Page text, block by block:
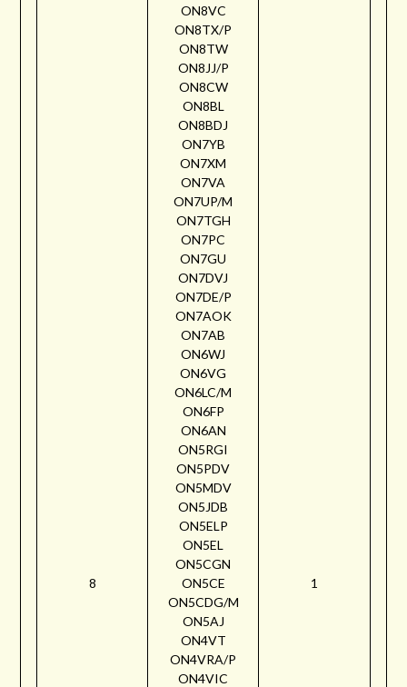
8
ON8VC
ON8TX/P
ON8TW
ON8JJ/P
ON8CW
ON8BL
ON8BDJ
ON7YB
ON7XM
ON7VA
ON7UP/M
ON7TGH
ON7PC
ON7GU
ON7DVJ
ON7DE/P
ON7AOK
ON7AB
ON6WJ
ON6VG
ON6LC/M
ON6FP
ON6AN
ON5RGI
ON5PDV
ON5MDV
ON5JDB
ON5ELP
ON5EL
ON5CGN
ON5CE
ON5CDG/M
ON5AJ
ON4VT
ON4VRA/P
ON4VIC
1